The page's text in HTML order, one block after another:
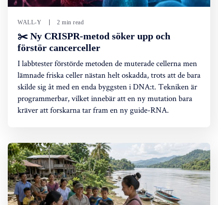
WALL-Y 2 min read
✂️ Ny CRISPR-metod söker upp och
förstör cancerceller
I labbtester förstörde metoden de muterade cellerna men
lämnade friska celler nästan helt oskadda, trots att de bara
skilde sig åt med en enda byggsten i DNA:t. Tekniken är
programmerbar, vilket innebär att en ny mutation bara
kräver att forskarna tar fram en ny guide-RNA.